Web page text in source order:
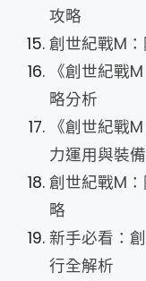
攻略
創世紀戰M
《創世紀戰
略分析
《創世紀戰
力運用與裝
創世紀戰M
略
新手必看：
行全解析